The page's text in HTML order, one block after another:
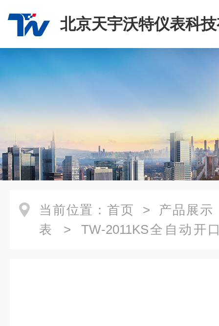
北京天宇沃特仪表科
司
当前位置： 首页 > 产品展示
表
> TW-2011KS全自动开